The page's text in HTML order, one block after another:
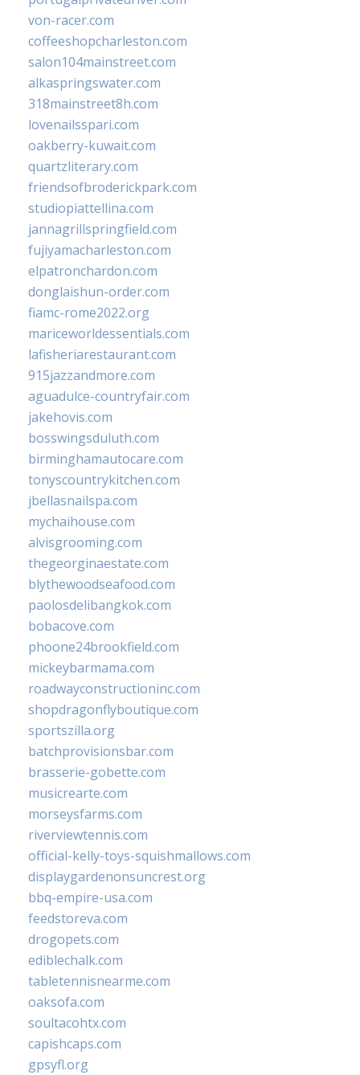
von-racer.com
coffeeshopcharleston.com
salon104mainstreet.com
alkaspringswater.com
318mainstreet8h.com
lovenailsspari.com
oakberry-kuwait.com
quartzliterary.com
friendsofbroderickpark.com
studiopiattellina.com
jannagrillspringfield.com
fujiyamacharleston.com
elpatronchardon.com
donglaishun-order.com
fiamc-rome2022.org
mariceworldessentials.com
lafisheriarestaurant.com
915jazzandmore.com
aguadulce-countryfair.com
jakehovis.com
bosswingsduluth.com
birminghamautocare.com
tonyscountrykitchen.com
jbellasnailspa.com
mychaihouse.com
alvisgrooming.com
thegeorginaestate.com
blythewoodseafood.com
paolosdelibangkok.com
bobacove.com
phoone24brookfield.com
mickeybarmama.com
roadwayconstructioninc.com
shopdragonflyboutique.com
sportszilla.org
batchprovisionsbar.com
brasserie-gobette.com
musicrearte.com
morseysfarms.com
riverviewtennis.com
official-kelly-toys-squishmallows.com
displaygardenonsuncrest.org
bbq-empire-usa.com
feedstoreva.com
drogopets.com
ediblechalk.com
tabletennisnearme.com
oaksofa.com
soultacohtx.com
capishcaps.com
gpsyfl.org